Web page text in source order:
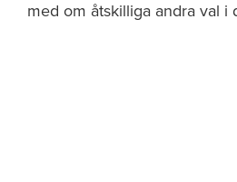
med om åtskilliga andra val i